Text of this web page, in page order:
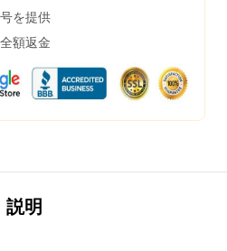
を提供
額返金
説明